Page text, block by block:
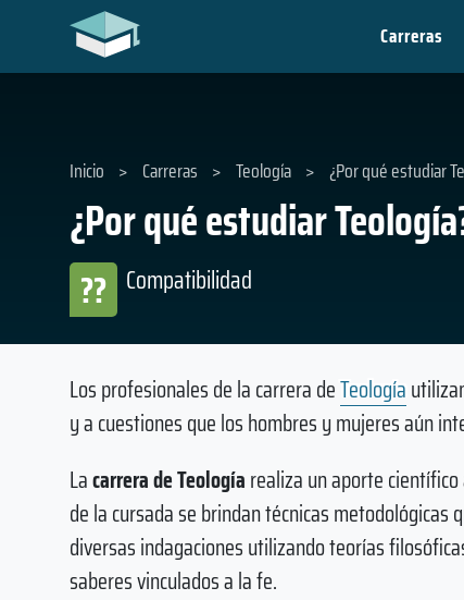
Carreras
¿Por qué estudiar
Compatibilidad
??
Inicio > Carreras > Teología > ¿Por qué estudiar
Los profesionales de la carrera deTeología
y a cuestiones que los hombres y mujeres aún
Lacarrera de Teologíarealiza un aporte
de la cursada se brindan técnicas
diversas indagaciones utilizando teorías
saberes vinculados a la fe.